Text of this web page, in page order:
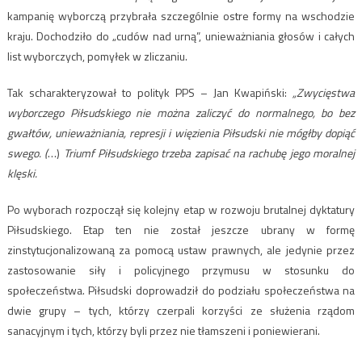
kampanię wyborczą przybrała szczególnie ostre formy na wschodzie
kraju. Dochodziło do „cudów nad urną”, unieważniania głosów i całych
list wyborczych, pomyłek w zliczaniu.
Tak scharakteryzował to polityk PPS – Jan Kwapiński:„Zwycięstwa
wyborczego Piłsudskiego nie można zaliczyć do normalnego, bo bez
gwałtów, unieważniania, represji i więzienia Piłsudski nie mógłby dopiąć
swego. (…) Triumf Piłsudskiego trzeba zapisać na rachubę jego moralnej
klęski.
Po wyborach rozpoczął się kolejny etap w rozwoju brutalnej dyktatury
Piłsudskiego. Etap ten nie został jeszcze ubrany w formę
zinstytucjonalizowaną za pomocą ustaw prawnych, ale jedynie przez
zastosowanie siły i policyjnego przymusu w stosunku do
społeczeństwa. Piłsudski doprowadził do podziału społeczeństwa na
dwie grupy – tych, którzy czerpali korzyści ze służenia rządom
sanacyjnym i tych, którzy byli przez nie tłamszeni i poniewierani.